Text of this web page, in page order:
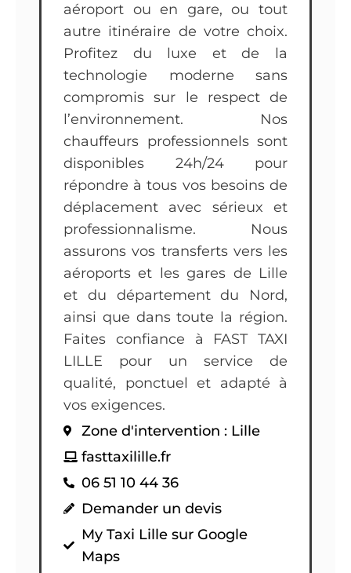
aéroport ou en gare, ou tout
autre itinéraire de votre choix.
Profitez du luxe et de la
technologie moderne sans
compromis sur le respect de
l’environnement. Nos
chauffeurs professionnels sont
disponibles 24h/24 pour
répondre à tous vos besoins de
déplacement avec sérieux et
professionnalisme. Nous
assurons vos transferts vers les
aéroports et les gares de Lille
et du département du Nord,
ainsi que dans toute la région.
Faites confiance à FAST TAXI
LILLE pour un service de
qualité, ponctuel et adapté à
vos exigences.
Zone d'intervention : Lille
fasttaxilille.fr
06 51 10 44 36
Demander un devis
My Taxi Lille sur Google
Maps